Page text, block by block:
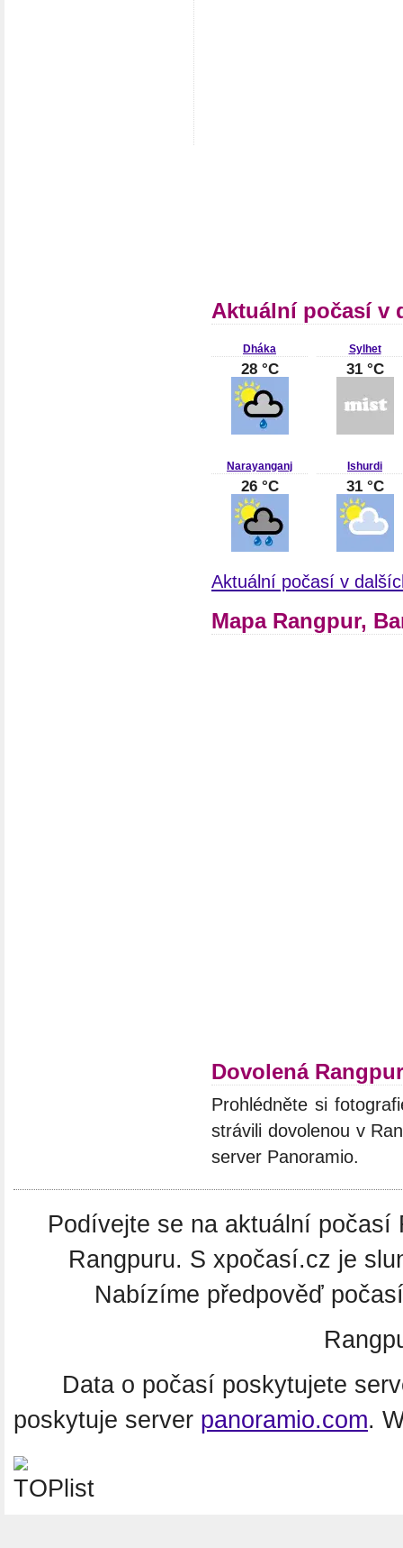
Aktuální počasí v
Dháka
28 °C
Sylhet
31 °C
Narayanganj
26 °C
Ishurdi
31 °C
Aktuální počasí v
Mapa Rangpur,
Dovolená Rangpur
Prohlédněte si
strávili dovolenou v
server Panoramio.
Podívejte se na aktuální
Rangpuru. S xpočasí.cz je
Nabízíme předpověď
Data o počasí poskytujete
poskytuje server panoramio.com.